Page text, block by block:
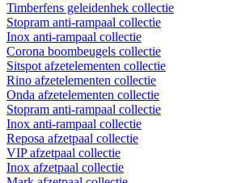
Timberfens geleidenhek collectie
Stopram anti-rampaal collectie
Inox anti-rampaal collectie
Corona boombeugels collectie
Sitspot afzetelementen collectie
Rino afzetelementen collectie
Onda afzetelementen collectie
Stopram anti-rampaal collectie
Inox anti-rampaal collectie
Reposa afzetpaal collectie
VIP afzetpaal collectie
Inox afzetpaal collectie